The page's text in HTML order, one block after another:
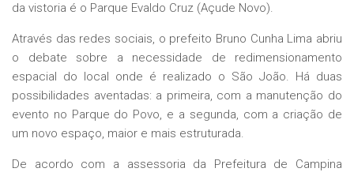
da vistoria é o Parque Evaldo Cruz (Açude Novo).
Através das redes sociais, o prefeito Bruno Cunha Lima abriu
o debate sobre a necessidade de redimensionamento
espacial do local onde é realizado o São João. Há duas
possibilidades aventadas: a primeira, com a manutenção do
evento no Parque do Povo, e a segunda, com a criação de
um novo espaço, maior e mais estruturada.
De acordo com a assessoria da Prefeitura de Campina